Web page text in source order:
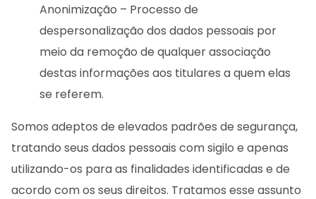
Anonimização – Processo de
despersonalização dos dados pessoais por
meio da remoção de qualquer associação
destas informações aos titulares a quem elas
se referem.
Somos adeptos de elevados padrões de segurança,
tratando seus dados pessoais com sigilo e apenas
utilizando-os para as finalidades identificadas e de
acordo com os seus direitos. Tratamos esse assunto